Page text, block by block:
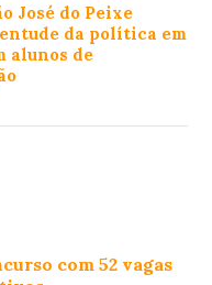
José do Peixe
da política em
alunos de
com 52 vagas